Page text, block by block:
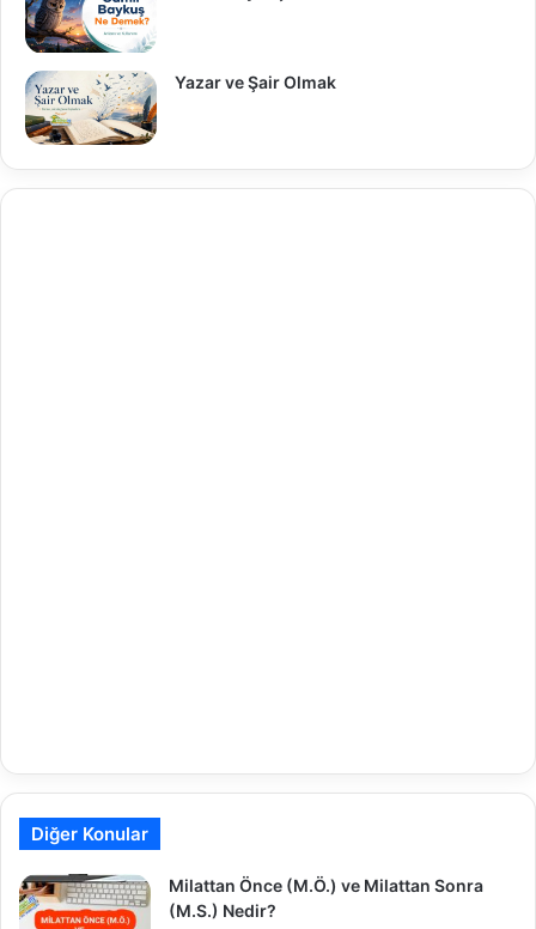
Yazar ve Şair Olmak
Diğer Konular
Milattan Önce (M.Ö.) ve Milattan Sonra
(M.S.) Nedir?